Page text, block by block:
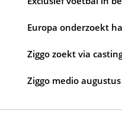
Europa onderzoekt
Ziggo zoekt via
Ziggo medio